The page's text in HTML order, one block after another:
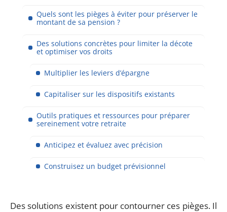
Quels sont les pièges à éviter pour préserver le
montant de sa pension ?
Des solutions concrètes pour limiter la décote
et optimiser vos droits
Multiplier les leviers d’épargne
Capitaliser sur les dispositifs existants
Outils pratiques et ressources pour préparer
sereinement votre retraite
Anticipez et évaluez avec précision
Construisez un budget prévisionnel
Des solutions existent pour contourner ces pièges. Il